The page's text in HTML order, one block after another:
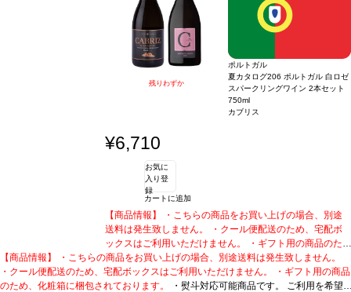
残りわずか
ポルトガル
夏カタログ206 ポルトガル 白ロゼ
スパークリングワイン 2本セット
750ml
カブリス
¥6,710
お気に
入り登
録
カートに追加
【商品情報】 ・こちらの商品をお買い上げの場合、別途
送料は発生致しません。 ・クール便配送のため、宅配ボ
ックスはご利用いただけません。 ・ギフト用の商品のた
め、化粧箱に梱包されております。 ・熨斗対応可能商品
です。 ご利用を希望される場合、ご注文時コメント欄に
熨斗をご希望の旨と「結び・上部表書き内容・下部のお名
【商品情報】 ・こちらの商品をお買い上げの場合、別途送料は発生致しません。
・クール便配送のため、宅配ボックスはご利用いただけません。 ・ギフト用の商品
のため、化粧箱に梱包されております。
・熨斗対応可能商品です。 ご利用を希望